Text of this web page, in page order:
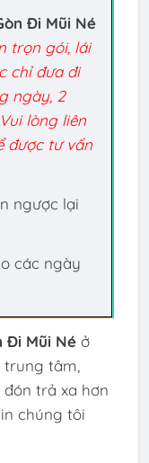
Đi Mũi Né
trọn gói, lái
chỉ đưa đi
ngày, 2
lòng liên
được tư vấn
ngược lại
các ngày
Đi Mũi Né ở
tâm,
trả xa hơn
chúng tôi